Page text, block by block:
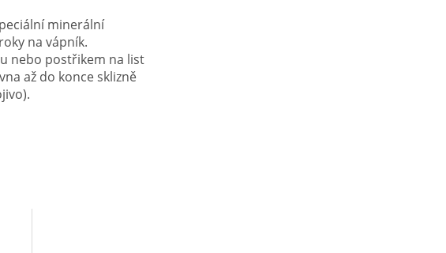
minerální
na vápník.
nebo postřikem na list
až do konce sklizně